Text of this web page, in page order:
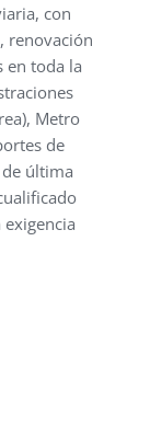
con
renovación
en toda la
Metro
de
última